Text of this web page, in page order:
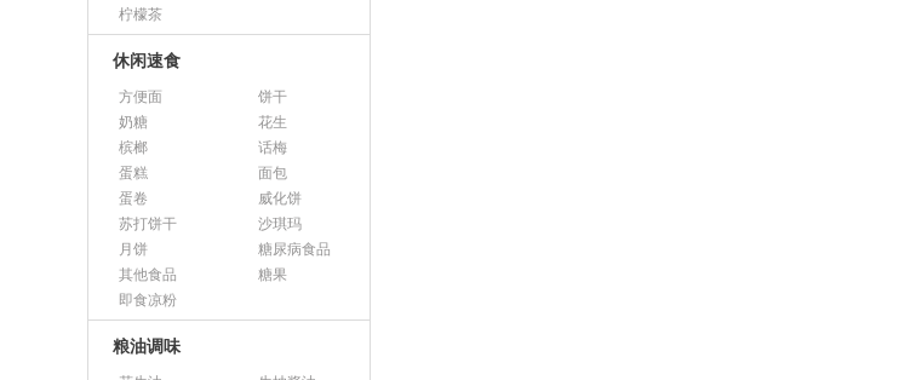
柠檬茶
休闲速食
方便面
饼干
奶糖
花生
槟榔
话梅
蛋糕
面包
蛋卷
威化饼
苏打饼干
沙琪玛
月饼
糖尿病食品
其他食品
糖果
即食凉粉
粮油调味